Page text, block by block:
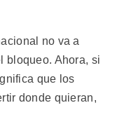
no va a
bloqueo. Ahora, si
que los
donde quieran,